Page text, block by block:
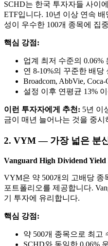
SCHD는 한국 투자자들 사이
ETF입니다. 10년 이상 연속
성이 우수한 100개 종목에 집
핵심 강점:
업계 최저 수준의 0.06%
연 8-10%의 꾸준한 배당
Broadcom, AbbVie,
설정 이후 연평균 13%
이런 투자자에게 추천: 5년 이
금이 매년 늘어나는 것을 중시
2. VYM — 가장 넓은 분
Vanguard High Dividend
VYM은 약 500개의 고배당 종
포트폴리오를 제공합니다.
기 투자에 유리합니다.
핵심 강점:
약 500개 종목으로 최고
SCHD와 동일한 0.06%